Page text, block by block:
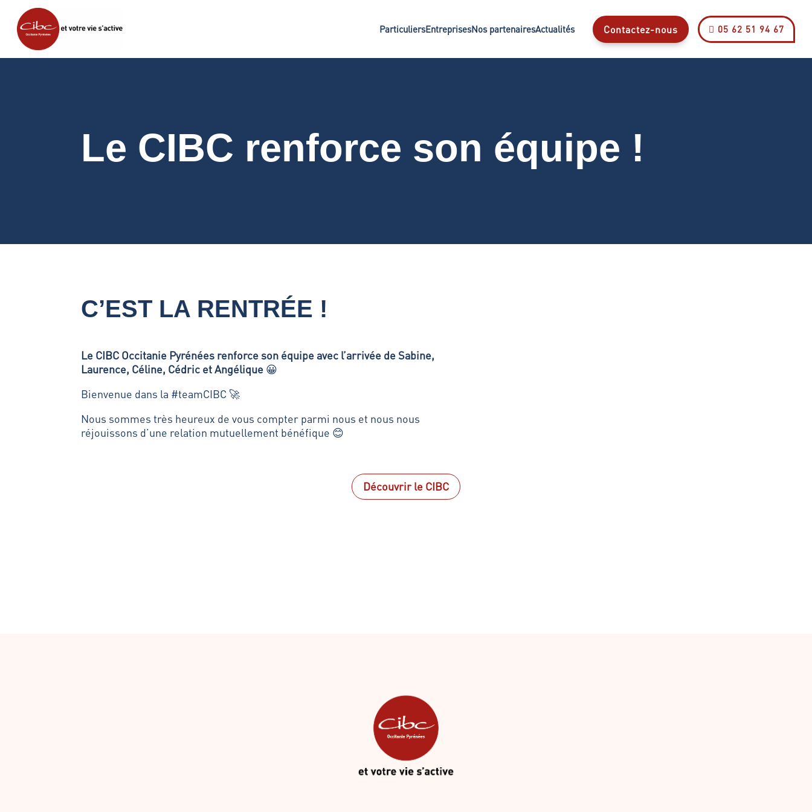
ParticuliersEntreprisesNos partenairesActualités Contactez-nous  05 62 51 94 67
Le CIBC renforce son équipe !
C’EST LA RENTRÉE !
Le CIBC Occitanie Pyrénées renforce son équipe avec l’arrivée de Sabine,
Laurence, Céline, Cédric et Angélique 😀
Bienvenue dans la #teamCIBC 🚀
Nous sommes très heureux de vous compter parmi nous et nous nous
réjouissons d’une relation mutuellement bénéfique 😊
Découvrir le CIBC